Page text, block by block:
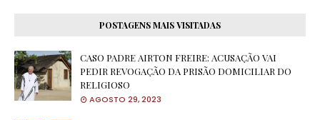
POSTAGENS MAIS VISITADAS
CASO PADRE AIRTON FREIRE: ACUSAÇÃO VAI
PEDIR REVOGAÇÃO DA PRISÃO DOMICILIAR DO
RELIGIOSO
AGOSTO 29, 2023